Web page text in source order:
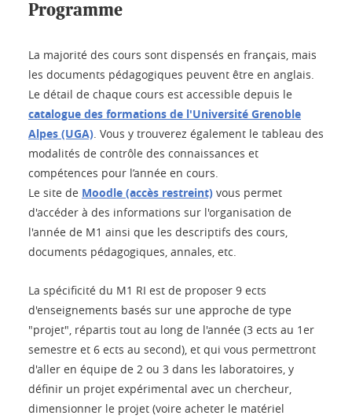
Programme
La majorité des cours sont dispensés en français, mais
les documents pédagogiques peuvent être en anglais.
Le détail de chaque cours est accessible depuis le
catalogue des formations de l'Université Grenoble
Alpes (UGA) . Vous y trouverez également le tableau des
modalités de contrôle des connaissances et
compétences pour l’année en cours.
Le site de Moodle (accès restreint) vous permet
d'accéder à des informations sur l'organisation de
l'année de M1 ainsi que les descriptifs des cours,
documents pédagogiques, annales, etc.
La spécificité du M1 RI est de proposer 9 ects
d'enseignements basés sur une approche de type
"projet", répartis tout au long de l'année (3 ects au 1er
semestre et 6 ects au second), et qui vous permettront
d'aller en équipe de 2 ou 3 dans les laboratoires, y
définir un projet expérimental avec un chercheur,
dimensionner le projet (voire acheter le matériel